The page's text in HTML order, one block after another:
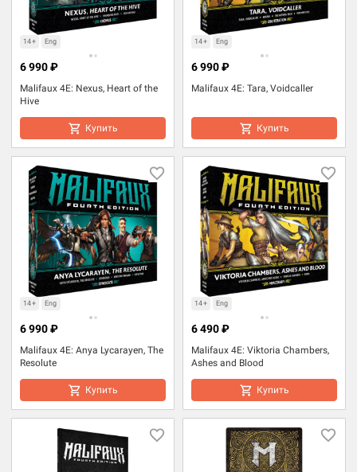
14+ Eng
Malifaux 4E: Nexus, Heart of the
Hive
6 990 ₽
Купить
14+ Eng
Malifaux 4E: Tara, Voidcaller
6 990 ₽
Купить
14+ Eng
Malifaux 4E: Anya Lycarayen, The
Resolute
6 990 ₽
Купить
14+ Eng
Malifaux 4E: Viktoria Chambers,
Ashes and Blood
6 490 ₽
Купить